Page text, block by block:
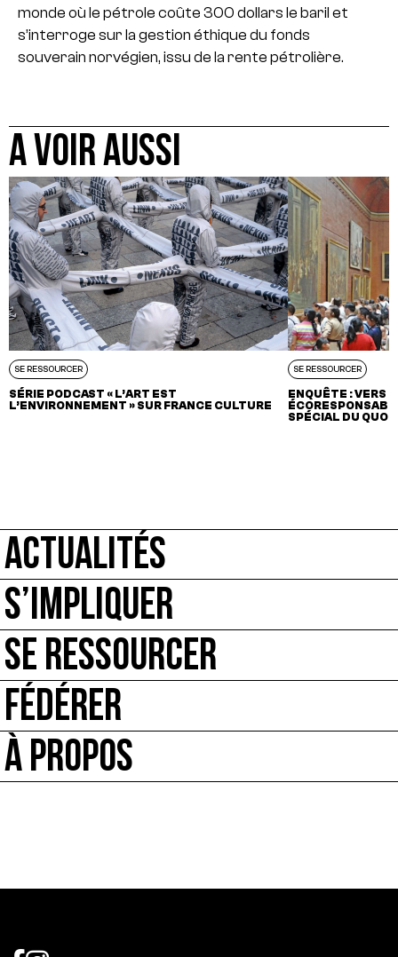
monde où le pétrole coûte 300 dollars le baril et
s’interroge sur la gestion éthique du fonds
souverain norvégien, issu de la rente pétrolière.
A VOIR AUSSI
SE RESSOURCER
SÉRIE PODCAST « L’ART EST
L’ENVIRONNEMENT » SUR FRANCE CULTURE
SE RESSOURCER
ENQUÊTE : VERS
SPÉCIAL DU
ACTUALITÉS
S’IMPLIQUER
SE RESSOURCER
FÉDÉRER
À PROPOS